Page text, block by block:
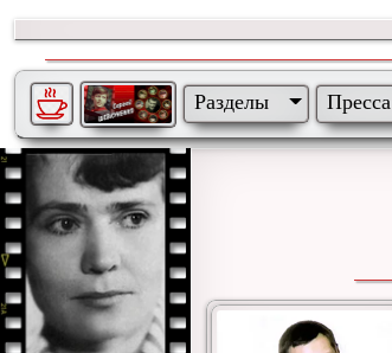
Разделы Пресса